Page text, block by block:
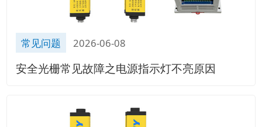
常见问题 2026-06-08
安全光栅常见故障之电源指示灯不亮原因